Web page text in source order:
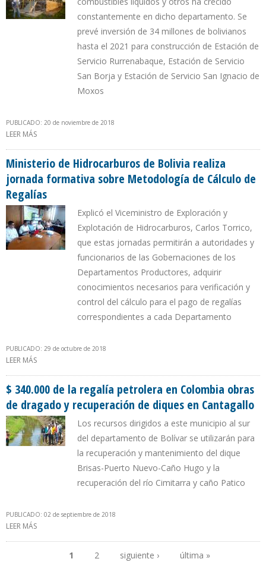
constantemente en dicho departamento. Se
prevé inversión de 34 millones de bolivianos
hasta el 2021 para construcción de Estación de
Servicio Rurrenabaque, Estación de Servicio
San Borja y Estación de Servicio San Ignacio de
Moxos
PUBLICADO: 20 de noviembre de 2018
LEER MÁS
Ministerio de Hidrocarburos de Bolivia realiza
jornada formativa sobre Metodología de Cálculo de
Regalías
Explicó el Viceministro de Exploración y
Explotación de Hidrocarburos, Carlos Torrico,
que estas jornadas permitirán a autoridades y
funcionarios de las Gobernaciones de los
Departamentos Productores, adquirir
conocimientos necesarios para verificación y
control del cálculo para el pago de regalías
correspondientes a cada Departamento
PUBLICADO: 29 de octubre de 2018
LEER MÁS
REGALÍAS
$ 340.000 de la regalía petrolera en Colombia obras
de dragado y recuperación de diques en Cantagallo
Los recursos dirigidos a este municipio al sur
del departamento de Bolívar se utilizarán para
la recuperación y mantenimiento del dique
Brisas-Puerto Nuevo-Caño Hugo y la
recuperación del río Cimitarra y caño Patico
PUBLICADO: 02 de septiembre de 2018
LEER MÁS
1 2 siguiente › última »